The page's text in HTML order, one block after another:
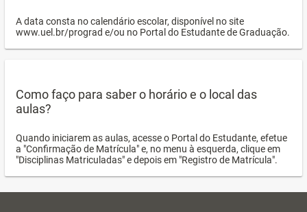
A data consta no calendário escolar, disponível no site
www.uel.br/prograd e/ou no Portal do Estudante de Graduação.
Como faço para saber o horário e o local das
aulas?
Quando iniciarem as aulas, acesse o Portal do Estudante, efetue
a "Confirmação de Matrícula" e, no menu à esquerda, clique em
"Disciplinas Matriculadas" e depois em "Registro de Matrícula".